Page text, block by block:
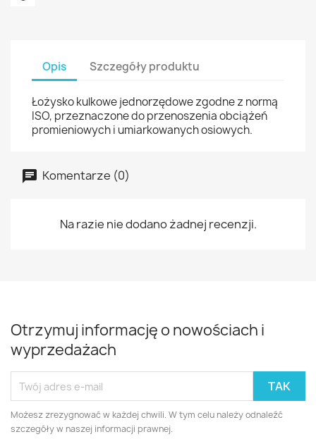
Opis Szczegóły produktu
Łożysko kulkowe jednorzędowe zgodne z normą
ISO, przeznaczone do przenoszenia obciążeń
promieniowych i umiarkowanych osiowych.
Komentarze (0)
Na razie nie dodano żadnej recenzji.
Otrzymuj informację o nowościach i
wyprzedażach
Możesz zrezygnować w każdej chwili. W tym celu należy odnaleźć
szczegóły w naszej informacji prawnej.